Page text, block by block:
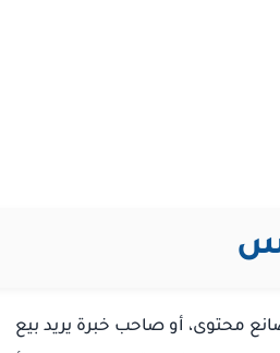
محتوى، أو صاحب خبرة يريد بيع